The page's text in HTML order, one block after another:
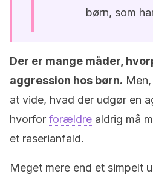
børn, som
Der er mange måder,
aggression hos børn.
at vide, hvad der udgør en
hvorfor forældre aldrig må
et raserianfald.
Meget mere end et simpelt